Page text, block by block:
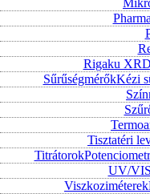
Rigaku
SűrűségmérőkKézi
Tisztatéri
Titrátorok
UV/VIS
Viszkoziméterek